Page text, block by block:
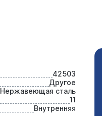
42503
Другое
Нержавеющая сталь
11
Внутренняя